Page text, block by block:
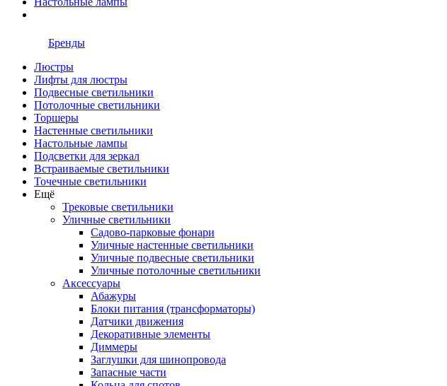
Бренды
Люстры
Лифты для люстры
Подвесные светильники
Потолочные светильники
Торшеры
Настенные светильники
Настольные лампы
Подсветки для зеркал
Встраиваемые светильники
Точечные светильники
Ещё
Трековые светильники
Уличные светильники
Садово-парковые фонари
Уличные настенные светильники
Уличные подвесные светильники
Уличные потолочные светильники
Аксессуары
Абажуры
Блоки питания (трансформаторы)
Датчики движения
Декоративные элементы
Диммеры
Заглушки для шинопровода
Запасные части